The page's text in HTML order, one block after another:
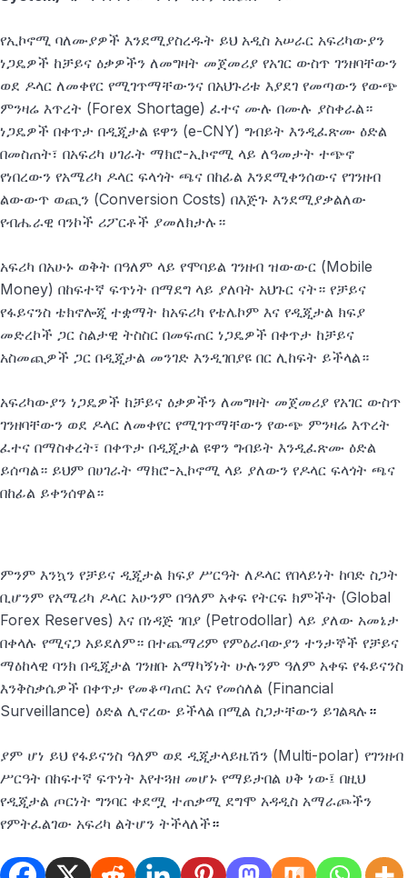
የኢኮኖሚ ባለሙያዎች እንደሚያስረዱት ይህ አዲስ አሠራር አፍሪካውያን
ነጋዴዎች ከቻይና ዕቃዎችን ለመግዛት መጀመሪያ የአገር ውስጥ ገንዘባቸውን
ወደ ዶላር ለመቀየር የሚገጥማቸውንና በአህጉሪቱ እያደገ የመጣውን የውጭ
ምንዛሬ እጥረት (Forex Shortage) ፈተና ሙሉ በሙሉ ያስቀራል።
ነጋዴዎች በቀጥታ በዲጂታል ዩዋን (e-CNY) ግብይት እንዲፈጽሙ ዕድል
በመስጠት፣ በአፍሪካ ሀገራት ማክሮ-ኢኮኖሚ ላይ ለዓመታት ተጭኖ
የነበረውን የአሜሪካ ዶላር ፍላጎት ጫና በከፊል እንደሚቀንሰውና የገንዘብ
ልውውጥ ወጪን (Conversion Costs) በእጅጉ እንደሚያቃልለው
የብሔራዊ ባንኮች ሪፖርቶች ያመለክታሉ።
አፍሪካ በአሁኑ ወቅት በዓለም ላይ የሞባይል ገንዘብ ዝውውር (Mobile
Money) በከፍተኛ ፍጥነት በማደግ ላይ ያለባት አህጉር ናት። የቻይና
የፋይናንስ ቴክኖሎጂ ተቋማት ከአፍሪካ የቴሌኮም እና የዲጂታል ክፍያ
መድረኮች ጋር ስልታዊ ትስስር በመፍጠር ነጋዴዎች በቀጥታ ከቻይና
አስመጪዎች ጋር በዲጂታል መንገድ እንዲገበያዩ በር ሊከፍት ይችላል።
አፍሪካውያን ነጋዴዎች ከቻይና ዕቃዎችን ለመግዛት መጀመሪያ የአገር ውስጥ
ገንዘባቸውን ወደ ዶላር ለመቀየር የሚገጥማቸውን የውጭ ምንዛሬ እጥረት
ፈተና በማስቀረት፣ በቀጥታ በዲጂታል ዩዋን ግብይት እንዲፈጽሙ ዕድል
ይሰጣል። ይህም በሀገራት ማክሮ-ኢኮኖሚ ላይ ያለውን የዶላር ፍላጎት ጫና
በከፊል ይቀንሰዋል።
ምንም እንኳን የቻይና ዲጂታል ክፍያ ሥርዓት ለዶላር የበላይነት ከባድ ስጋት
ቢሆንም የአሜሪካ ዶላር አሁንም በዓለም አቀፍ የትርፍ ክምችት (Global
Forex Reserves) እና በነዳጅ ገበያ (Petrodollar) ላይ ያለው አመኔታ
በቀላሉ የሚናጋ አይደለም። በተጨማሪም የምዕራባውያን ተንታኞች የቻይና
ማዕከላዊ ባንክ በዲጂታል ገንዘቡ አማካኝነት ሁሉንም ዓለም አቀፍ የፋይናንስ
እንቅስቃሴዎች በቀጥታ የመቆጣጠር እና የመሰለል (Financial
Surveillance) ዕድል ሊኖረው ይችላል በሚል ስጋታቸውን ይገልጻሉ ።
ያም ሆነ ይህ የፋይናንስ ዓለም ወደ ዲጂታላይዜሽን (Multi-polar) የገንዘብ
ሥርዓት በከፍተኛ ፍጥነት እየተጓዘ መሆኑ የማይታበል ሀቅ ነው፤ በዚህ
የዲጂታል ጦርነት ግንባር ቀደሟ ተጠቃሚ ደግሞ አዳዲስ አማራጮችን
የምትፈልገው አፍሪካ ልትሆን ትችላለች።